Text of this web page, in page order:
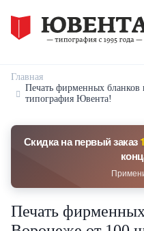
Главная
Печать фирменных бланков
типография Ювента!
Скидка на первый заказ
Печать фирменных